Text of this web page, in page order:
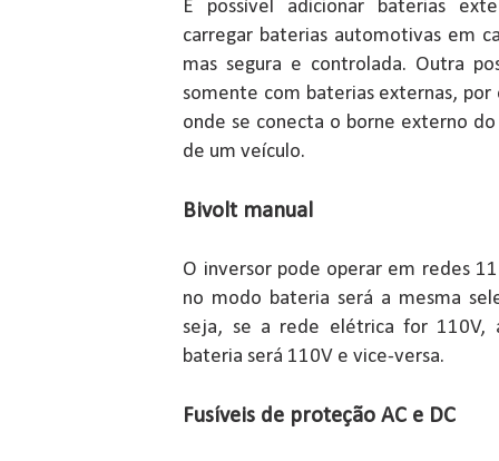
É possível adicionar baterias
carregar baterias automotivas em
mas segura e controlada. Outra
somente com baterias externas,
onde se conecta o borne externo
de um veículo.
Bivolt manual
O inversor pode operar em redes
no modo bateria será a mesma
seja, se a rede elétrica for 110V,
bateria será 110V e vice-versa.
Fusíveis de proteção AC e DC